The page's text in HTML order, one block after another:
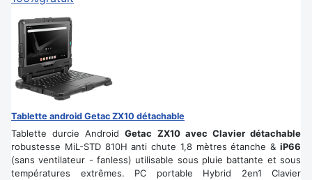
Tablette android Getac ZX10 détachable
Tablette durcie AndroidGetac ZX10 avec Clavier détachable
robustesse MiL-STD 810H anti chute 1,8 mètres étanche & iP66
(sans ventilateur - fanless) utilisable sous pluie battante et sous
températures extrêmes. PC portable Hybrid 2en1 Clavier